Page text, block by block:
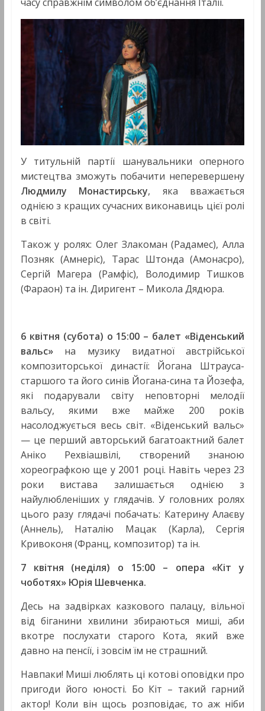
У титульній партії шанувальники оперного
мистецтва зможуть побачити неперевершену
Людмилу Монастирську, яка вважається
однією з кращих сучасних виконавиць цієї ролі
в світі.
Також у ролях: Олег Злакоман (Радамес), Алла
Позняк (Амнеріс), Тарас Штонда (Амонасро),
Сергій Магера (Рамфіс), Володимир Тишков
(Фараон) та ін. Диригент – Микола Дядюра.
6 квітня (субота) о 15:00 – балет «Віденський
вальс» на музику видатної австрійської
композиторської династії: Йогана Штрауса-
старшого та його синів Йогана-сина та Йозефа,
які подарували світу неповторні мелодії
вальсу, якими вже майже 200 років
насолоджується весь світ. «Віденський вальс»
— це перший авторський багатоактний балет
Аніко Рехвіашвілі, створений знаною
хореографкою ще у 2001 році. Навіть через 23
роки вистава залишається однією з
найулюбленіших у глядачів. У головних ролях
цього разу глядачі побачать: Катерину Алаєву
(Аннель), Наталію Мацак (Карла), Сергія
Кривоконя (Франц, композитор) та ін.
7 квітня (неділя) о 15:00 – опера «Кіт у
чоботях» Юрія Шевченка.
Десь на задвірках казкового палацу, вільної
від біганини хвилини збираються миші, аби
вкотре послухати старого Кота, який вже
давно на пенсії, і зовсім їм не страшний.
Навпаки! Миші люблять ці котові оповідки про
пригоди його юності. Бо Кіт – такий гарний
актор! Коли він щось розповідає, то аж ніби